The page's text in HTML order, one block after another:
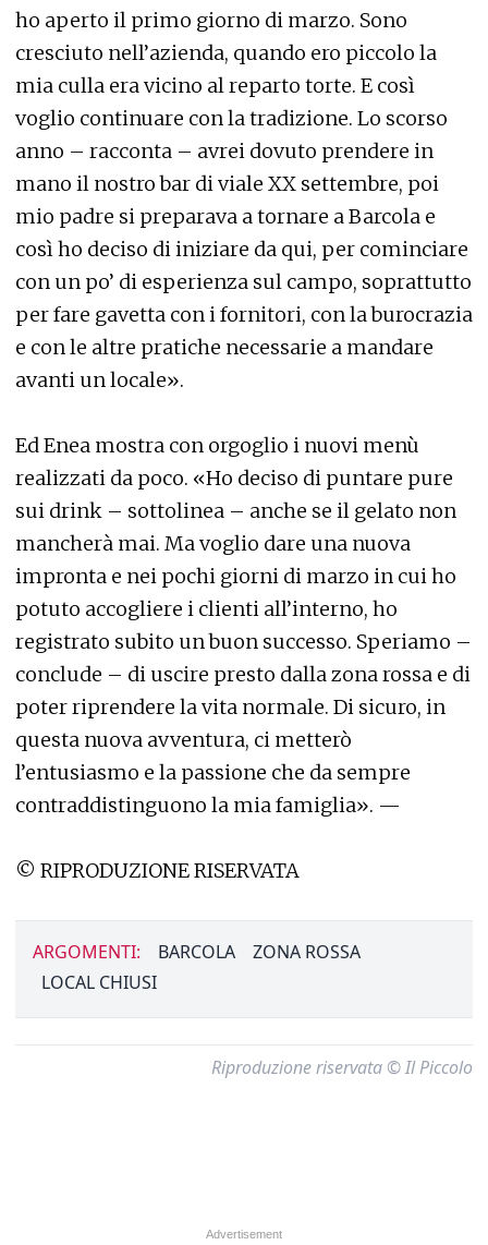
ho aperto il primo giorno di marzo. Sono
cresciuto nell’azienda, quando ero piccolo la
mia culla era vicino al reparto torte. E così
voglio continuare con la tradizione. Lo scorso
anno – racconta – avrei dovuto prendere in
mano il nostro bar di viale XX settembre, poi
mio padre si preparava a tornare a Barcola e
così ho deciso di iniziare da qui, per cominciare
con un po’ di esperienza sul campo, soprattutto
per fare gavetta con i fornitori, con la burocrazia
e con le altre pratiche necessarie a mandare
avanti un locale».
Ed Enea mostra con orgoglio i nuovi menù
realizzati da poco. «Ho deciso di puntare pure
sui drink – sottolinea – anche se il gelato non
mancherà mai. Ma voglio dare una nuova
impronta e nei pochi giorni di marzo in cui ho
potuto accogliere i clienti all’interno, ho
registrato subito un buon successo. Speriamo –
conclude – di uscire presto dalla zona rossa e di
poter riprendere la vita normale. Di sicuro, in
questa nuova avventura, ci metterò
l’entusiasmo e la passione che da sempre
contraddistinguono la mia famiglia». —
© RIPRODUZIONE RISERVATA
ARGOMENTI: BARCOLA
ZONA ROSSA
LOCAL CHIUSI
Riproduzione riservata © Il Piccolo